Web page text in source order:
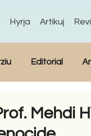
Hyrja Artikuj
Editorial
Mehdi